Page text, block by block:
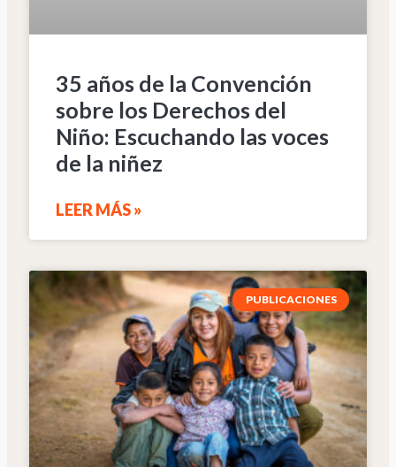
35 años de la Convención
sobre los Derechos del
Niño: Escuchando las voces
de la niñez
LEER MÁS »
PUBLICACIONES